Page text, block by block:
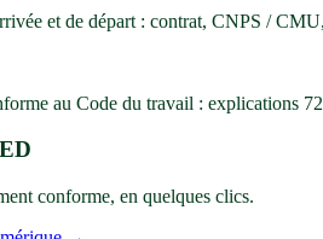
et de départ : contrat, CNPS /
au Code du travail : explications
conforme, en quelques clics.